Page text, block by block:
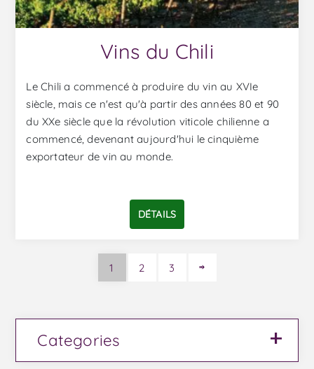
Vins du Chili
Le Chili a commencé à produire du vin au XVIe
siècle, mais ce n'est qu'à partir des années 80 et 90
du XXe siècle que la révolution viticole chilienne a
commencé, devenant aujourd'hui le cinquième
exportateur de vin au monde.
DÉTAILS
1 2 3
Categories